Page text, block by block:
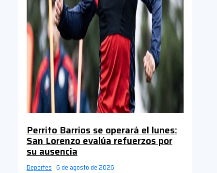
Perrito Barrios se operará el lunes:
San Lorenzo evalúa refuerzos por
su ausencia
Deportes | 6 de agosto de 2026